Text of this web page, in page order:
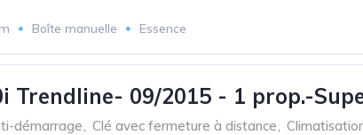
Boîte manuelle Essence
Trendline- 09/2015 - 1 prop.-
démarrage, Clé avec fermeture à distance,